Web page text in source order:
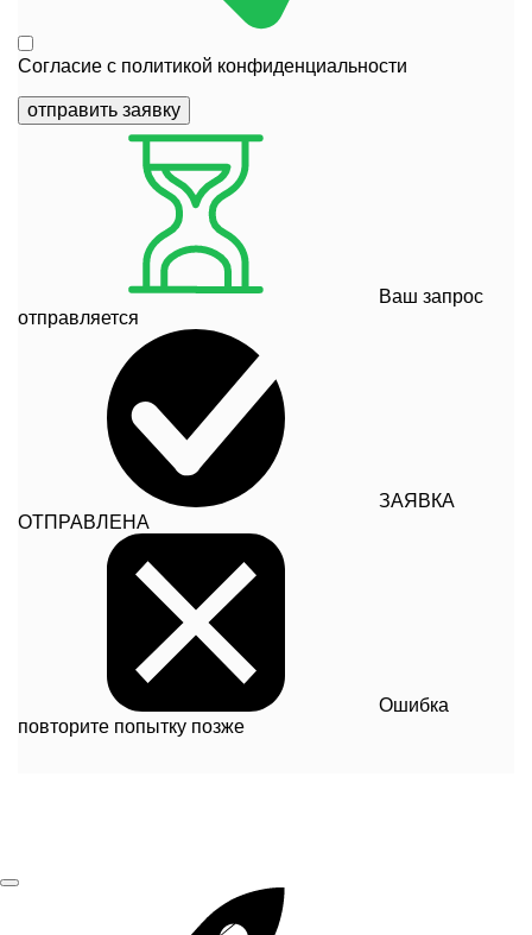
Согласие с политикой конфиденциальности
отправить заявку
Ваш запрос
отправляется
ЗАЯВКА
ОТПРАВЛЕНА
Ошибка
повторите попытку позже